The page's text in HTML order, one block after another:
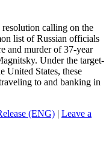
res­o­lu­tion call­ing on the
list of Russ­ian offi­cials
and mur­der of 37-year
Under the tar­get­
Unit­ed States, these
to and bank­ing in
(ENG) | Leave a